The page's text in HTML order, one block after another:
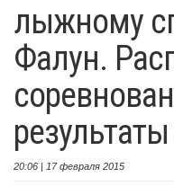
лыжному
Фалун.
20:06 | 17 февраля 2015